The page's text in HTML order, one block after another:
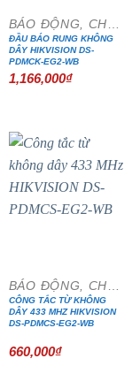
ĐẦU BÁO RUNG KHÔNG
DÂY HIKVISION DS-
PDMCK-EG2-WB
1,166,000₫
CÔNG TẮC TỪ KHÔNG
DÂY 433 MHZ HIKVISION
DS-PDMCS-EG2-WB
660,000₫